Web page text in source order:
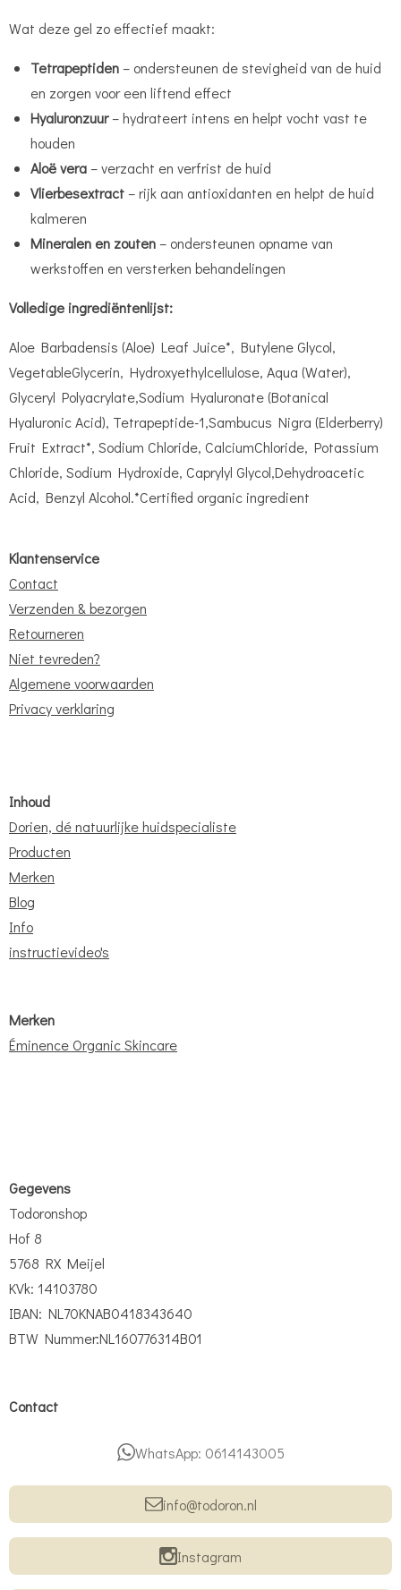
Wat deze gel zo effectief maakt:
Tetrapeptiden – ondersteunen de stevigheid van de huid
en zorgen voor een liftend effect
Hyaluronzuur– hydrateert intens en helpt vocht vast te
houden
Aloë vera – verzacht en verfrist de huid
Vlierbesextract – rijk aan antioxidanten en helpt de huid
kalmeren
Mineralen en zouten – ondersteunen opname van
werkstoffen en versterken behandelingen
Volledige ingrediëntenlijst:
Aloe Barbadensis (Aloe) Leaf Juice*, Butylene Glycol,
VegetableGlycerin, Hydroxyethylcellulose, Aqua (Water),
Glyceryl Polyacrylate,Sodium Hyaluronate (Botanical
Hyaluronic Acid), Tetrapeptide-1,Sambucus Nigra (Elderberry)
Fruit Extract*, Sodium Chloride, CalciumChloride, Potassium
Chloride, Sodium Hydroxide, Caprylyl Glycol,Dehydroacetic
Acid, Benzyl Alcohol.*Certified organic ingredient
Klantenservice
Contact
Verzenden & bezorgen
Retourneren
Niet tevreden?
Algemene voorwaarden
Privacy verklaring
Inhoud
Dorien, dé natuurlijke huidspecialiste
Producten
Merken
Blog
Info
instructievideo's
Merken
Éminence Organic Skincare
Gegevens
Todoronshop
Hof 8
5768 RX Meijel
KVk: 14103780
IBAN: NL70KNAB0418343640
BTW Nummer:NL160776314B01
Contact
WhatsApp: 0614143005
info@todoron.nl
Instagram